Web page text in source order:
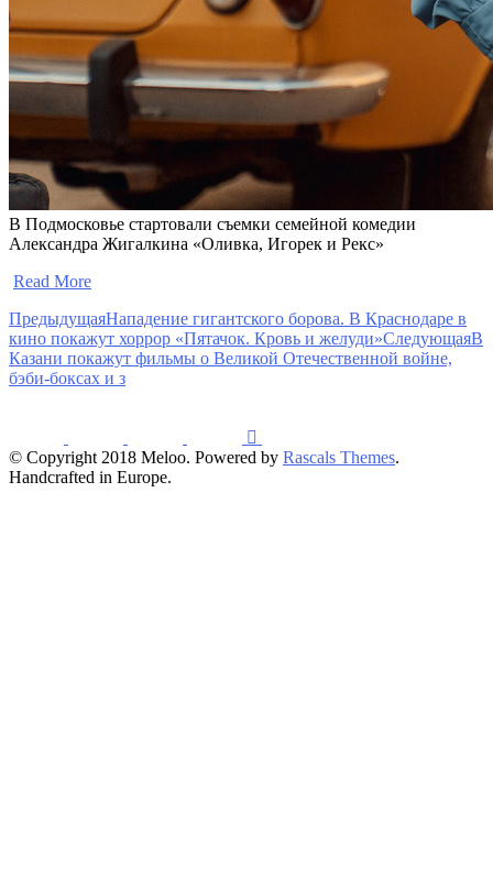
В Подмосковье стартовали съемки семейной комедии
Александра Жигалкина «Оливка, Игорек и Рекс»
Read More
ПредыдущаяНападение гигантского борова. В Краснодаре в
кино покажут хоррор «Пятачок. Кровь и желуди»СледующаяВ
Казани покажут фильмы о Великой Отечественной войне,
бэби-боксах и з
© Copyright 2018 Meloo. Powered by Rascals Themes.
Handcrafted in Europe.